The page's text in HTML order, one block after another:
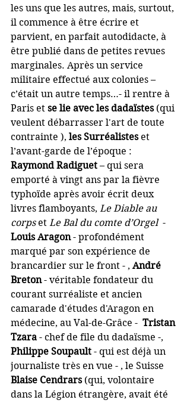
les uns que les autres, mais, surtout,
il commence à être écrire et
parvient, en parfait autodidacte, à
être publié dans de petites revues
marginales. Après un service
militaire effectué aux colonies –
c’était un autre temps…- il rentre à
Paris et se lie avec les dadaïstes (qui
veulent débarrasser l'art de toute
contrainte ), les Surréalistes et
l’avant-garde de l’époque :
Raymond Radiguet – qui sera
emporté à vingt ans par la fièvre
typhoïde après avoir écrit deux
livres flamboyants, Le Diable au
corps et Le Bal du comte d’Orgel -
Louis Aragon - profondément
marqué par son expérience de
brancardier sur le front - , André
Breton - véritable fondateur du
courant surréaliste et ancien
camarade d'études d'Aragon en
médecine, au Val-de-Grâce - Tristan
Tzara - chef de file du dadaïsme -,
Philippe Soupault - qui est déjà un
journaliste très en vue - , le Suisse
Blaise Cendrars (qui, volontaire
dans la Légion étrangère, avait été